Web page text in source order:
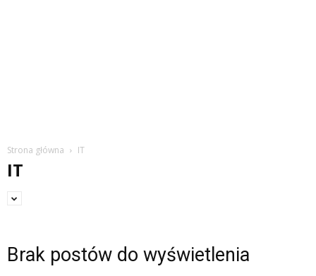
Strona główna IT
IT
Brak postów do wyświetlenia